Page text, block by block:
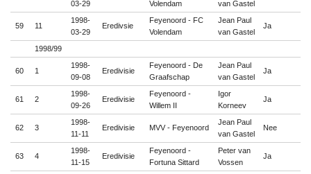
03-29 Volendam van Gastel
59 11
1998-
03-29
Eredivsie
Feyenoord - FC
Volendam
Jean Paul
van Gastel
Ja
1998/99
60 1
1998-
09-08
Eredivisie
Feyenoord - De
Graafschap
Jean Paul
van Gastel
Ja
61 2
1998-
09-26
Eredivisie
Feyenoord -
Willem II
Igor
Korneev
Ja
62 3
1998-
11-11
Eredivisie MVV - Feyenoord
Jean Paul
van Gastel
Nee
63 4
1998-
11-15
Eredivisie
Feyenoord -
Fortuna Sittard
Peter van
Vossen
Ja